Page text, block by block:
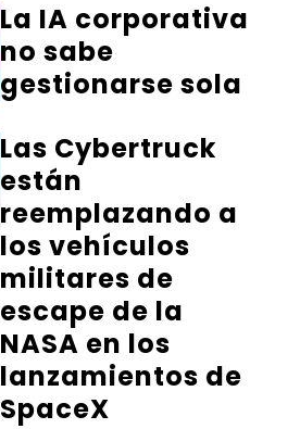
La IA corporativa
no sabe
gestionarse sola
Las Cybertruck
están
reemplazando a
los vehículos
militares de
escape de la
NASA en los
lanzamientos de
SpaceX